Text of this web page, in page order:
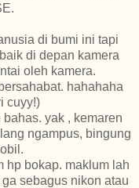
di bumi ini tapi
di depan kamera
oleh kamera.
hahahaha
cuyy!)
yak , kemaren
ngampus, bingung
hp bokap. maklum lah
sebagus nikon atau